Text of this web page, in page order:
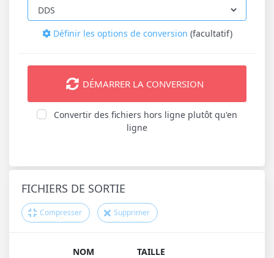
Définir les options de conversion (facultatif)
DÉMARRER LA CONVERSION
Convertir des fichiers hors ligne plutôt qu'en
ligne
FICHIERS DE SORTIE
Compresser Supprimer
NOM
TAILLE